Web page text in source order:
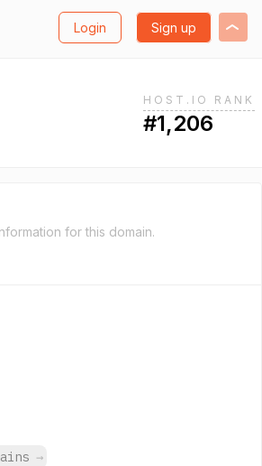
Login Sign up
HOST.IO RANK
#1,206
for this domain.
→